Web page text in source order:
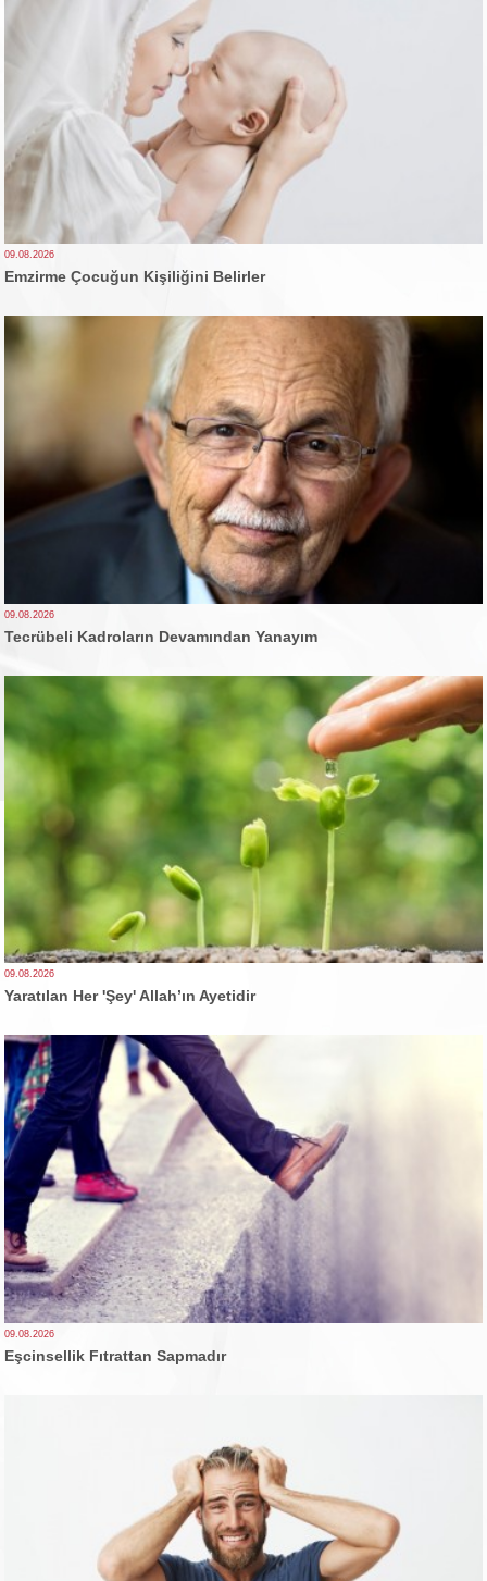
09.08.2026
Emzirme Çocuğun Kişiliğini Belirler
09.08.2026
Tecrübeli Kadroların Devamından Yanayım
09.08.2026
Yaratılan Her 'Şey' Allah’ın Ayetidir
09.08.2026
Eşcinsellik Fıtrattan Sapmadır